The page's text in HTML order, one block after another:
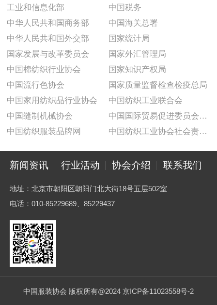
工业和信息化部
中华人民共和国商务部
中华人民共和国外交部
国家发展与改革委员会
中国税务
中国海关总署
国家统计局
国家外汇管理局
中国棉纺织行业协会
中国流行色协会
中国家用纺织品行业协会
中国缝制机械协会
中国纺织服装品牌网
国家知识产权局
国家质量监督检查检疫总局
中国纺织工业联合会
中国国际贸易促进委员会纺织行业分会
中国纺织工业协会社会责任建设推广委员会
新闻资讯 行业活动 协会介绍 联系我们
地址：北京市朝阳区朝阳门北大街18号五层502室
电话：010-85229689、85229437
中国服装协会 版权所有@2024 京ICP备11023558号-2